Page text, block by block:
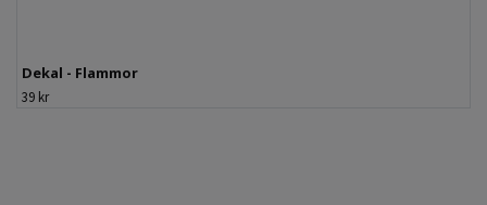
Dekal - Flammor
39 kr